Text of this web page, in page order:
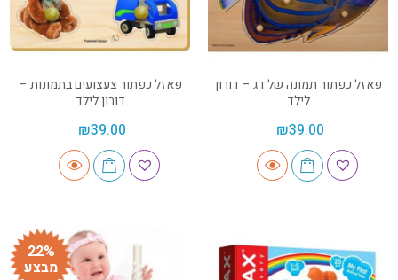
פאזל כפתור תמונה של דג – דורון
לילד
₪39.00
פאזל כפתור צעצועים בתמונות –
דורון לילד
₪39.00
22%
מבצע